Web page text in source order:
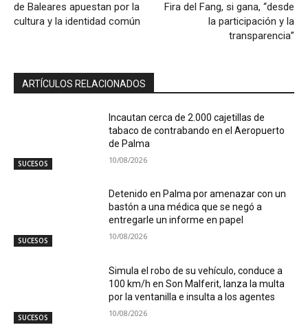
de Baleares apuestan por la
cultura y la identidad común
Fira del Fang, si gana, “desde
la participación y la
transparencia”
ARTÍCULOS RELACIONADOS
SUCESOS
Incautan cerca de 2.000 cajetillas de
tabaco de contrabando en el Aeropuerto
de Palma
10/08/2026
SUCESOS
Detenido en Palma por amenazar con un
bastón a una médica que se negó a
entregarle un informe en papel
10/08/2026
SUCESOS
Simula el robo de su vehículo, conduce a
100 km/h en Son Malferit, lanza la multa
por la ventanilla e insulta a los agentes
10/08/2026